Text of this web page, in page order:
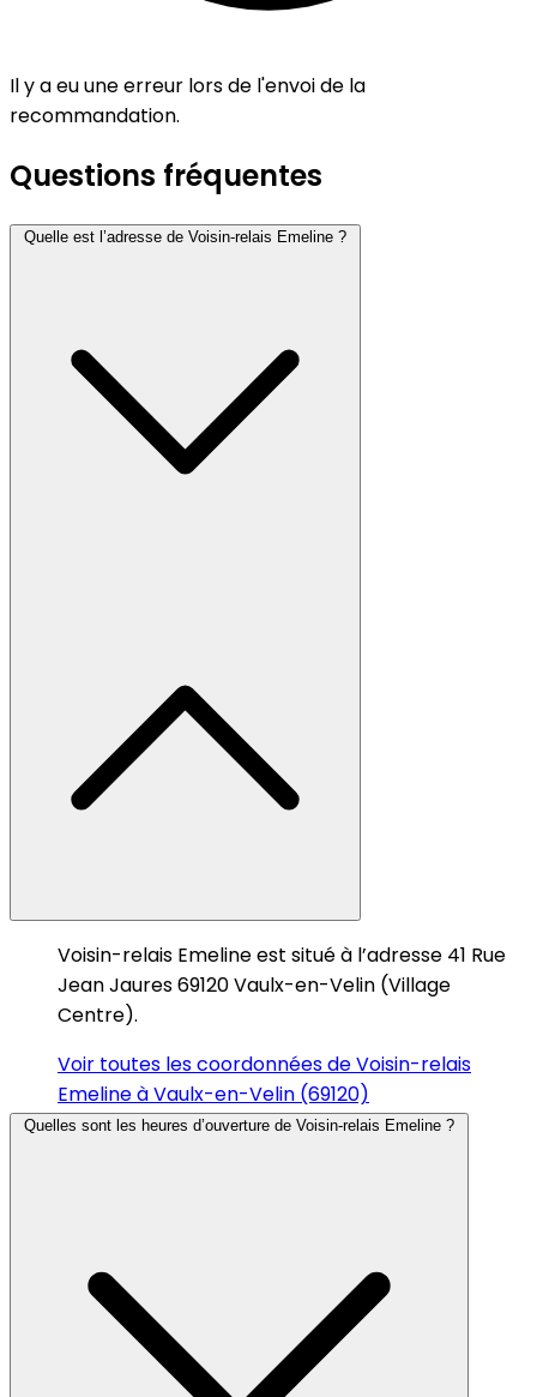
Il y a eu une erreur lors de l'envoi de la
recommandation.
Questions fréquentes
Quelle est l’adresse de Voisin-relais Emeline ?
Voisin-relais Emeline est situé à l’adresse 41 Rue
Jean Jaures 69120 Vaulx-en-Velin (Village
Centre).
Voir toutes les coordonnées de Voisin-relais
Emeline à Vaulx-en-Velin (69120)
Quelles sont les heures d’ouverture de Voisin-relais Emeline ?